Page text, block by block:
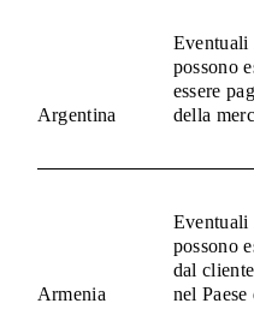
Argentina
Eventuali
possono
essere
della
Armenia
Eventuali
possono
dal
nel